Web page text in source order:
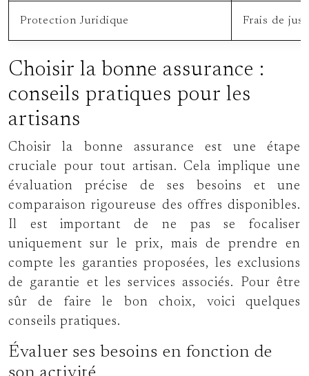
Protection Juridique Frais de
Choisir la bonne assurance :
conseils pratiques pour les
artisans
Choisir la bonne assurance est une étape
cruciale pour tout artisan. Cela implique une
évaluation précise de ses besoins et une
comparaison rigoureuse des offres disponibles.
Il est important de ne pas se focaliser
uniquement sur le prix, mais de prendre en
compte les garanties proposées, les exclusions
de garantie et les services associés. Pour être
sûr de faire le bon choix, voici quelques
conseils pratiques.
Évaluer ses besoins en fonction de